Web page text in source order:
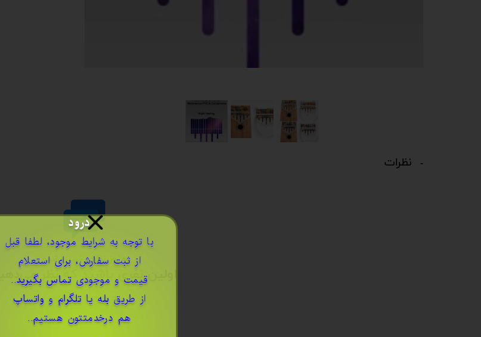
نظرات
هنوز نظری ثبت نشده
اولین نفری باشید که نظر می‌دهید
ثبت نظر
درود
​با توجه به شرایط موجود، لطفا قبل
از ثبت سفارش، برای استعلام
قیمت و موجودیتماس بگیرید..
از طریق بله یا تلگرام وواتساپ
هم درخدمتتون هستیم..